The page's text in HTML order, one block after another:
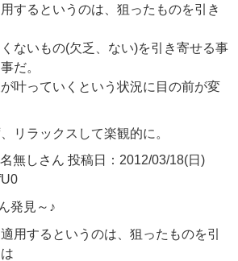
するというのは、狙ったものを引き
ないもの(欠乏、ない)を引き寄せる事
だ。
叶っていくという状況に目の前が変
リラックスして楽観的に。
無しさん 投稿日：2012/03/18(日)
発見～♪
用するというのは、狙ったものを引